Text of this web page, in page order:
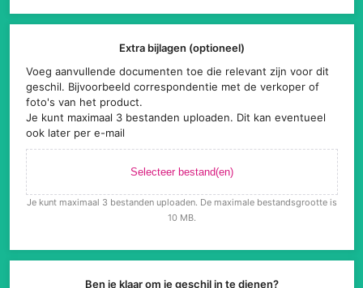
Extra bijlagen (optioneel)
Voeg aanvullende documenten toe die relevant zijn voor dit
geschil. Bijvoorbeeld correspondentie met de verkoper of
foto's van het product.
Je kunt maximaal 3 bestanden uploaden. Dit kan eventueel
ook later per e-mail
Selecteer bestand(en)
Je kunt maximaal 3 bestanden uploaden. De maximale bestandsgrootte is
10 MB.
Ben je klaar om je geschil in te dienen?